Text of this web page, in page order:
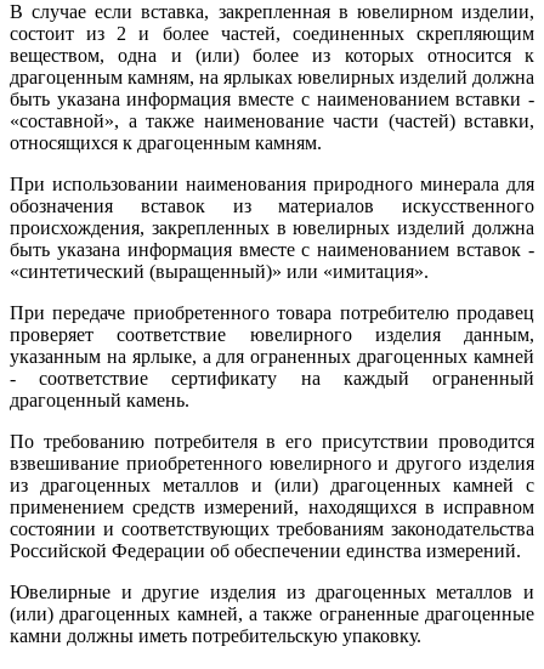
В случае если вставка, закрепленная в ювелирном изделии,
состоит из 2 и более частей, соединенных скрепляющим
веществом, одна и (или) более из которых относится к
драгоценным камням, на ярлыках ювелирных изделий должна
быть указана информация вместе с наименованием вставки -
«составной», а также наименование части (частей) вставки,
относящихся к драгоценным камням.
При использовании наименования природного минерала для
обозначения вставок из материалов искусственного
происхождения, закрепленных в ювелирных изделий должна
быть указана информация вместе с наименованием вставок -
«синтетический (выращенный)» или «имитация».
При передаче приобретенного товара потребителю продавец
проверяет соответствие ювелирного изделия данным,
указанным на ярлыке, а для ограненных драгоценных камней
- соответствие сертификату на каждый ограненный
драгоценный камень.
По требованию потребителя в его присутствии проводится
взвешивание приобретенного ювелирного и другого изделия
из драгоценных металлов и (или) драгоценных камней с
применением средств измерений, находящихся в исправном
состоянии и соответствующих требованиям законодательства
Российской Федерации об обеспечении единства измерений.
Ювелирные и другие изделия из драгоценных металлов и
(или) драгоценных камней, а также ограненные драгоценные
камни должны иметь потребительскую упаковку.